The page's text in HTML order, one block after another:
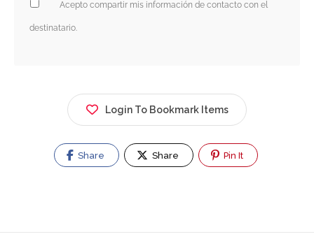
Acepto compartir mis información de contacto con el
destinatario.
Login To Bookmark Items
Share Share Pin It